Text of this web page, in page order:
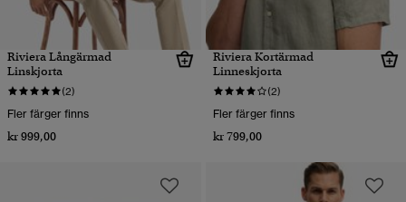
Riviera Långärmad
Linskjorta
(2)
Fler färger finns
kr 999,00
Riviera Kortärmad
Linneskjorta
(2)
Fler färger finns
kr 799,00